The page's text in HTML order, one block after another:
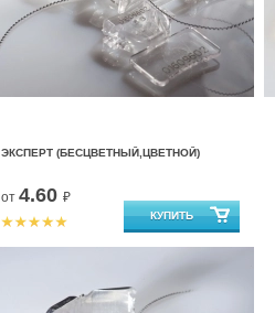
ЭКСПЕРТ (БЕСЦВЕТНЫЙ,ЦВЕТНОЙ)
от 4.60 ₽